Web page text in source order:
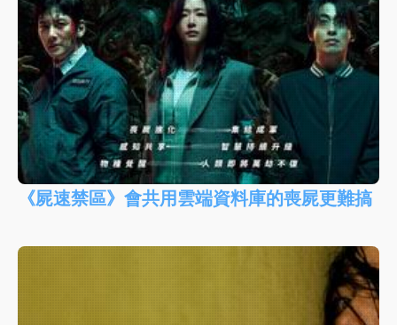
《屍速禁區》會共用雲端資料庫的喪屍更難搞